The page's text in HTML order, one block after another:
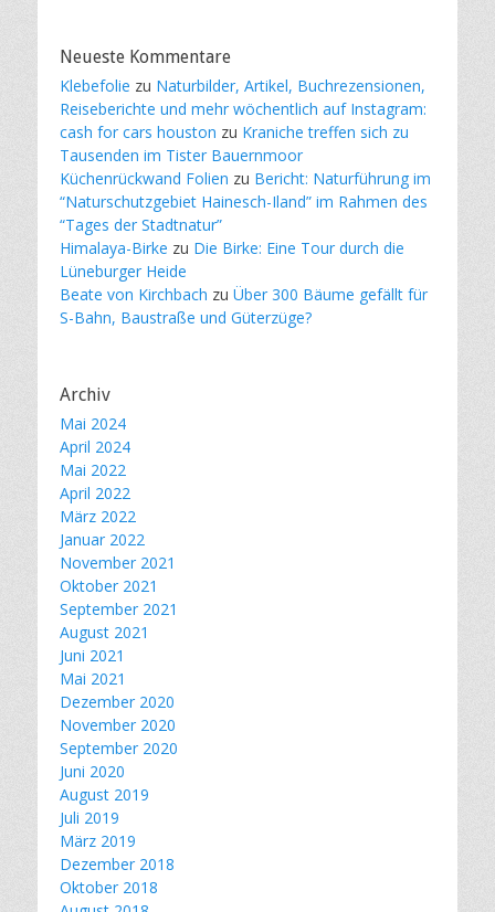
Neueste Kommentare
Klebefolie zu Naturbilder, Artikel, Buchrezensionen,
Reiseberichte und mehr wöchentlich auf Instagram:
cash for cars houston zu Kraniche treffen sich zu
Tausenden im Tister Bauernmoor
Küchenrückwand Folien zu Bericht: Naturführung im
“Naturschutzgebiet Hainesch-Iland” im Rahmen des
“Tages der Stadtnatur”
Himalaya-Birke zu Die Birke: Eine Tour durch die
Lüneburger Heide
Beate von Kirchbach zu Über 300 Bäume gefällt für
S-Bahn, Baustraße und Güterzüge?
Archiv
Mai 2024
April 2024
Mai 2022
April 2022
März 2022
Januar 2022
November 2021
Oktober 2021
September 2021
August 2021
Juni 2021
Mai 2021
Dezember 2020
November 2020
September 2020
Juni 2020
August 2019
Juli 2019
März 2019
Dezember 2018
Oktober 2018